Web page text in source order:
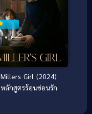
Millers Girl (2024)
หลักสูตรร้อนซ่อนรัก